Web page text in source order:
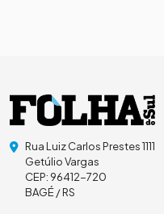
Rua Luiz Carlos Prestes 1111
Getúlio Vargas
CEP: 96412-720
BAGÉ / RS